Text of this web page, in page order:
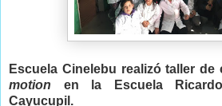
Escuela Cinelebu realizó taller de
motion en la Escuela
Cayucupil.